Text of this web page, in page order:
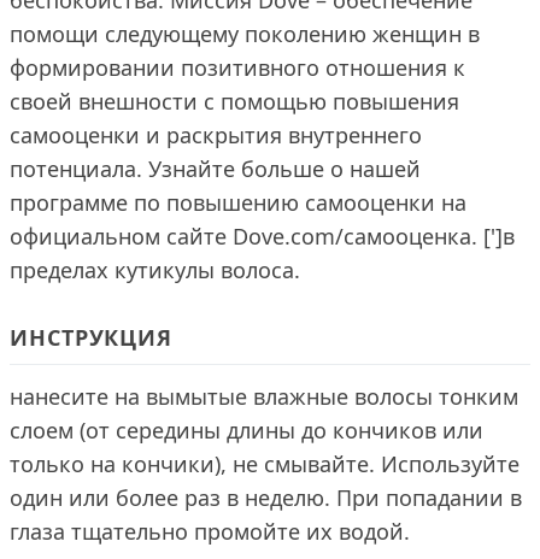
помощи следующему поколению женщин в
формировании позитивного отношения к
своей внешности с помощью повышения
самооценки и раскрытия внутреннего
потенциала. Узнайте больше о нашей
программе по повышению самооценки на
официальном сайте Dove.com/самооценка. [']в
пределах кутикулы волоса.
ИНСТРУКЦИЯ
нанесите на вымытые влажные волосы тонким
слоем (от середины длины до кончиков или
только на кончики), не смывайте. Используйте
один или более раз в неделю. При попадании в
глаза тщательно промойте их водой.